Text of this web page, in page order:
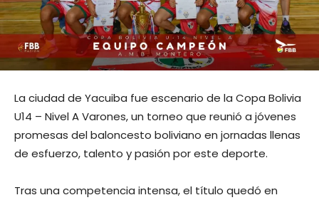
La ciudad de Yacuiba fue escenario de la Copa Bolivia
U14 – Nivel A Varones, un torneo que reunió a jóvenes
promesas del baloncesto boliviano en jornadas llenas
de esfuerzo, talento y pasión por este deporte.
Tras una competencia intensa, el título quedó en